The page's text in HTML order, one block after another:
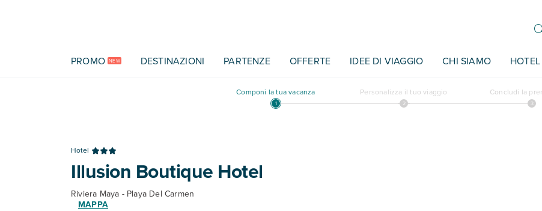
PROMO NEW DESTINAZIONI PARTENZE OFFERTE IDEE DI VIAGGIO CHI SIAMO HOTEL
Componi la tua vacanza Personalizza il tuo viaggio Concludi la
Hotel
Illusion Boutique Hotel
Riviera Maya - Playa Del Carmen
MAPPA